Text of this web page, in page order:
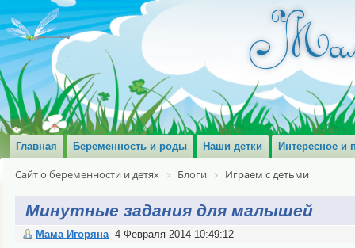
Главная Беременность и роды Наши детки Интересное и
Сайт о беременности и детях Блоги Играем с детьми
Минутные задания для малышей
Мама Игоряна 4 Февраля 2014 10:49:12